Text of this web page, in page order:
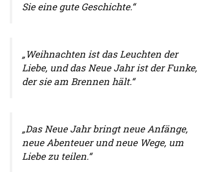
Sie eine gute Geschichte.“
„Weihnachten ist das Leuchten der
Liebe, und das Neue Jahr ist der Funke,
der sie am Brennen hält.“
„Das Neue Jahr bringt neue Anfänge,
neue Abenteuer und neue Wege, um
Liebe zu teilen.“